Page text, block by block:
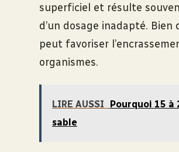
superficiel et résulte
d’un dosage inadapté.
peut favoriser
organismes.
LIRE AUSSI
Pourquoi 15
sable